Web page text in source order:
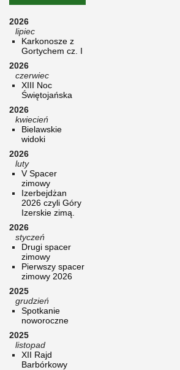
2026
lipiec
Karkonosze z
Gortychem cz. I
2026
czerwiec
XIII Noc
Świętojańska
2026
kwiecień
Bielawskie
widoki
2026
luty
V Spacer
zimowy
Izerbejdżan
2026 czyli Góry
Izerskie zimą.
2026
styczeń
Drugi spacer
zimowy
Pierwszy spacer
zimowy 2026
2025
grudzień
Spotkanie
noworoczne
2025
listopad
XII Rajd
Barbórkowy